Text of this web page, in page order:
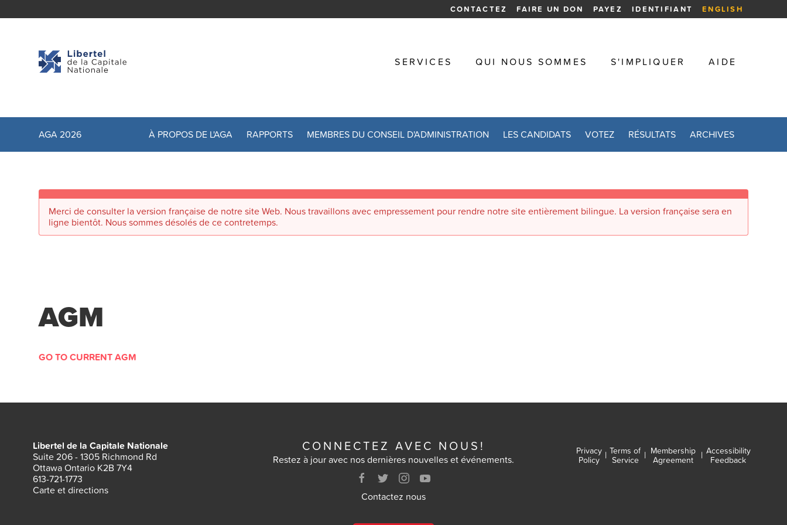
CONTACTEZ FAIRE UN DON PAYEZ IDENTIFIANT ENGLISH
SERVICES QUI NOUS SOMMES S'IMPLIQUER AIDE
AGA 2026 À PROPOS DE L'AGA RAPPORTS MEMBRES DU CONSEIL D'ADMINISTRATION LES CANDIDATS VOTEZ RÉSULTATS ARCHIVES
Merci de consulter la version française de notre site Web. Nous travaillons avec empressement pour rendre notre site entièrement bilingue. La version française sera en
ligne bientôt. Nous sommes désolés de ce contretemps.
AGM
GO TO CURRENT AGM
Libertel de la Capitale Nationale
Suite 206 - 1305 Richmond Rd
Ottawa Ontario K2B 7Y4
613-721-1773
Carte et directions
CONNECTEZ AVEC NOUS!
Restez à jour avec nos dernières nouvelles et événements.
Contactez nous
Privacy
Policy | Terms of
Service | Membership
Agreement
| Accessibility
Feedback